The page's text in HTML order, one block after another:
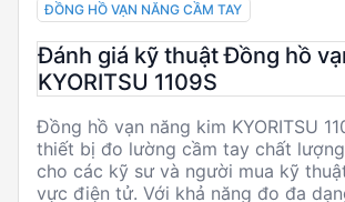
ĐỒNG HỒ VẠN NĂNG CẦM TAY
Đánh giá kỹ thuật Đồng hồ
KYORITSU 1109S
Đồng hồ vạn năng kim KYORITSU
thiết bị đo lường cầm tay chất
cho các kỹ sư và người mua kỹ
vực điện tử. Với khả năng đo đa